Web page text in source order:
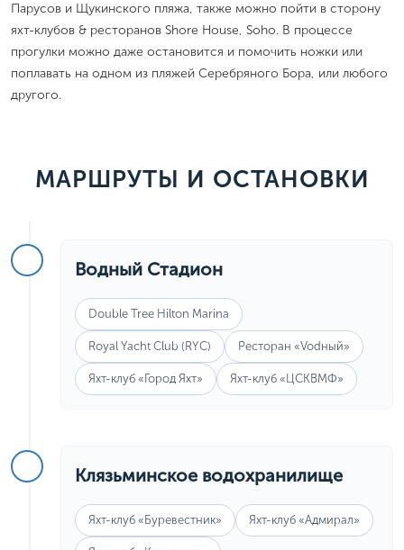
Парусов и Щукинского пляжа, также можно пойти в сторону
яхт-клубов & ресторанов Shore House, Soho. В процессе
прогулки можно даже остановится и помочить ножки или
поплавать на одном из пляжей Серебряного Бора, или любого
другого.
МАРШРУТЫ И ОСТАНОВКИ
Водный Стадион
Double Tree Hilton Marina
Royal Yacht Club (RYC) Ресторан «Vodный»
Яхт-клуб «Город Яхт» Яхт-клуб «ЦСКВМФ»
Клязьминское водохранилище
Яхт-клуб «Буревестник» Яхт-клуб «Адмирал»